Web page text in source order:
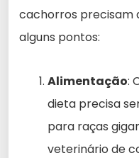
cachorros precisam
alguns pontos:
Alimentação:
dieta precisa
para raças
veterinário de